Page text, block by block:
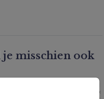
misschien ook